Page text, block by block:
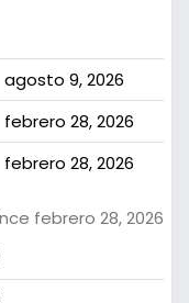
agosto 9, 2026
febrero 28, 2026
febrero 28, 2026
febrero 28, 2026